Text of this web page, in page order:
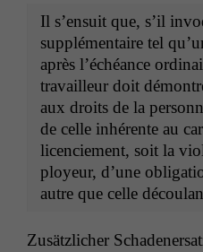
Il s’en­suit que, s’il
sup­plé­men­taire tel
après l’échéance
tra­vailleur doit
aux droits de la
de celle inhérente au
licen­ciement, soit la
ployeur, d’une
autre que celle
Zusät­zlich­er